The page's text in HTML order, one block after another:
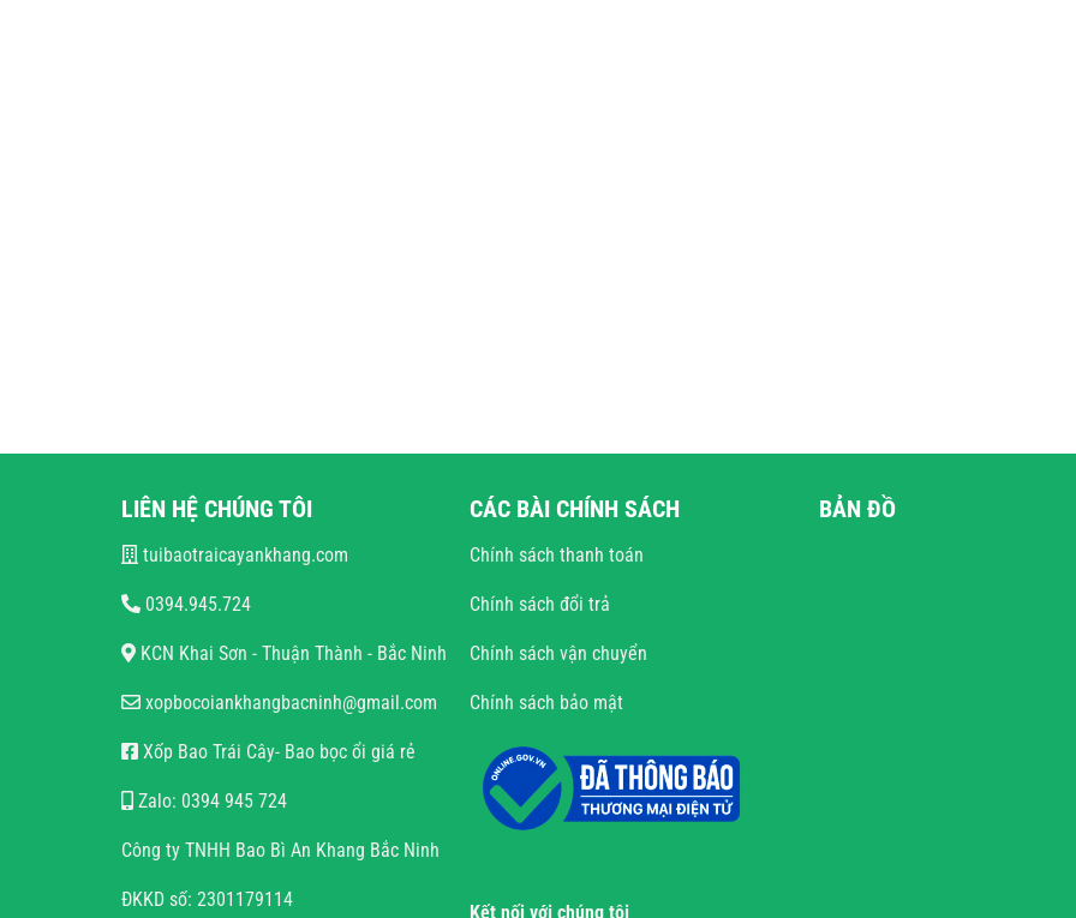
LIÊN HỆ CHÚNG TÔI
tuibaotraicayankhang.com
0394.945.724
KCN Khai Sơn - Thuận Thành - Bắc Ninh
xopbocoiankhangbacninh@gmail.com
Xốp Bao Trái Cây- Bao bọc ổi giá rẻ
Zalo: 0394 945 724
Công ty TNHH Bao Bì An Khang Bắc Ninh
ĐKKD số: 2301179114
CÁC BÀI CHÍNH SÁCH
Chính sách thanh toán
Chính sách đổi trả
Chính sách vận chuyển
Chính sách bảo mật
Kết nối với chúng tôi
BẢN ĐỒ